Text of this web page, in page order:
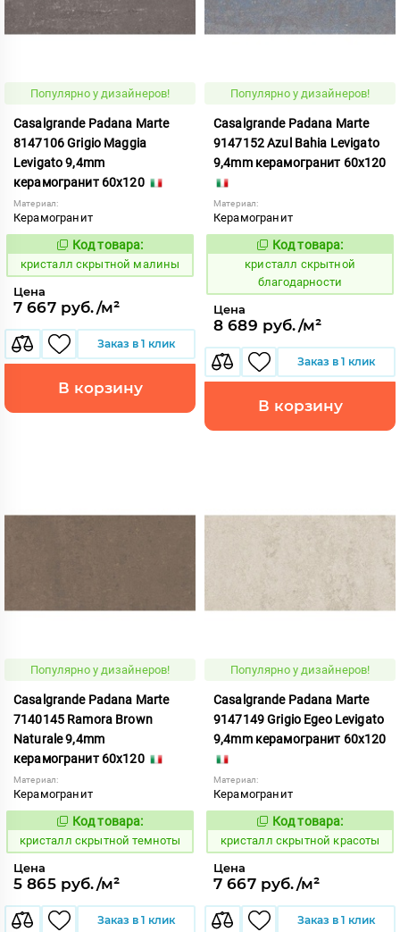
Популярно у дизайнеров!
Casalgrande Padana Marte
8147106 Grigio Maggia
Levigato 9,4mm
керамогранит 60x120
Материал:
Керамогранит
823796
Код товара:
кристалл скрытной малины
Цена
7 667 руб./м²
Заказ в 1 клик
В корзину
Популярно у дизайнеров!
Casalgrande Padana Marte
9147152 Azul Bahia Levigato
9,4mm керамогранит 60x120
Материал:
Керамогранит
823753
Код товара:
кристалл скрытной
благодарности
Цена
8 689 руб./м²
Заказ в 1 клик
В корзину
Популярно у дизайнеров!
Casalgrande Padana Marte
7140145 Ramora Brown
Naturale 9,4mm
керамогранит 60x120
Материал:
Керамогранит
823852
Код товара:
кристалл скрытной темноты
Цена
5 865 руб./м²
Заказ в 1 клик
Популярно у дизайнеров!
Casalgrande Padana Marte
9147149 Grigio Egeo Levigato
9,4mm керамогранит 60x120
Материал:
Керамогранит
823790
Код товара:
кристалл скрытной красоты
Цена
7 667 руб./м²
Заказ в 1 клик